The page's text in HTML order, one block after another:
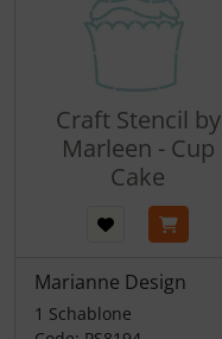
Craft Stencil by
Marleen - Cup
Cake
Marianne Design
1 Schablone